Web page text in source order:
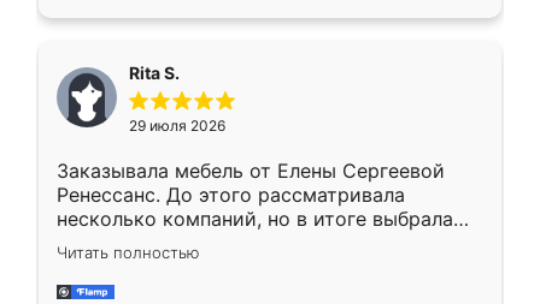
каких-либо доработок. Качеством осталась
довольна, все выглядит так, как и ожидала.
Rita S.
29 июля 2026
Заказывала мебель от Елены Сергеевой
Ренессанс. До этого рассматривала
несколько компаний, но в итоге выбрала
эту. Сначала обговорили условия, потом
приехал замерщик, всё спокойно объяснил
и снял размеры. Изготовили в срок, с
Читать полностью